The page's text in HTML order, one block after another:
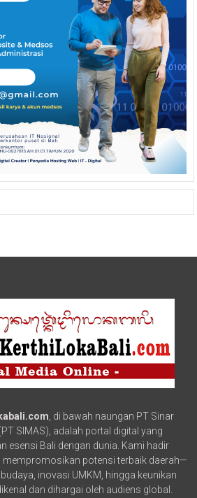
, di bawah naungan PT Sinar
SIMAS), adalah portal digital yang
esensi Bali dengan dunia. Kami hadir
mempromosikan potensi terbaik daerah—
inovasi UMKM, hingga keunikan
dan dihargai oleh audiens global.